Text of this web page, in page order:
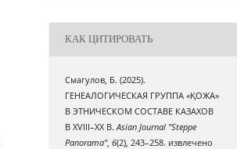
КАК ЦИТИРОВАТЬ
Смагулов, Б. (2025).
ГЕНЕАЛОГИЧЕСКАЯ ГРУППА «ҚОЖА»
В ЭТНИЧЕСКОМ СОСТАВЕ КАЗАХОВ
В XVIII–XX В.Asian Journal "Steppe
Panorama",6(2), 243–258. извлечено